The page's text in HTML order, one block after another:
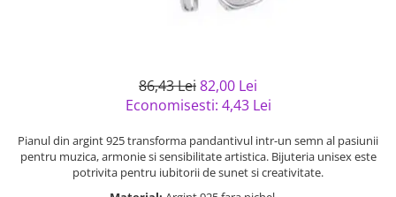
Solutii si lavete de curatare
86,43 Lei82,00 Lei
Economisesti: 4,43 Lei
Pianul din argint 925 transforma pandantivul intr-un semn al pasiunii
pentru muzica, armonie si sensibilitate artistica. Bijuteria unisex este
potrivita pentru iubitorii de sunet si creativitate.